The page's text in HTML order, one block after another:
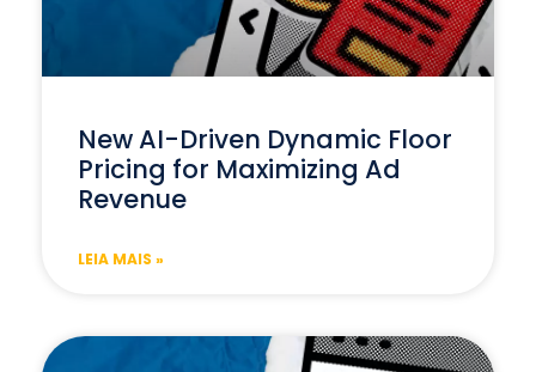
New AI-Driven Dynamic Floor
Pricing for Maximizing Ad
Revenue
LEIA MAIS »